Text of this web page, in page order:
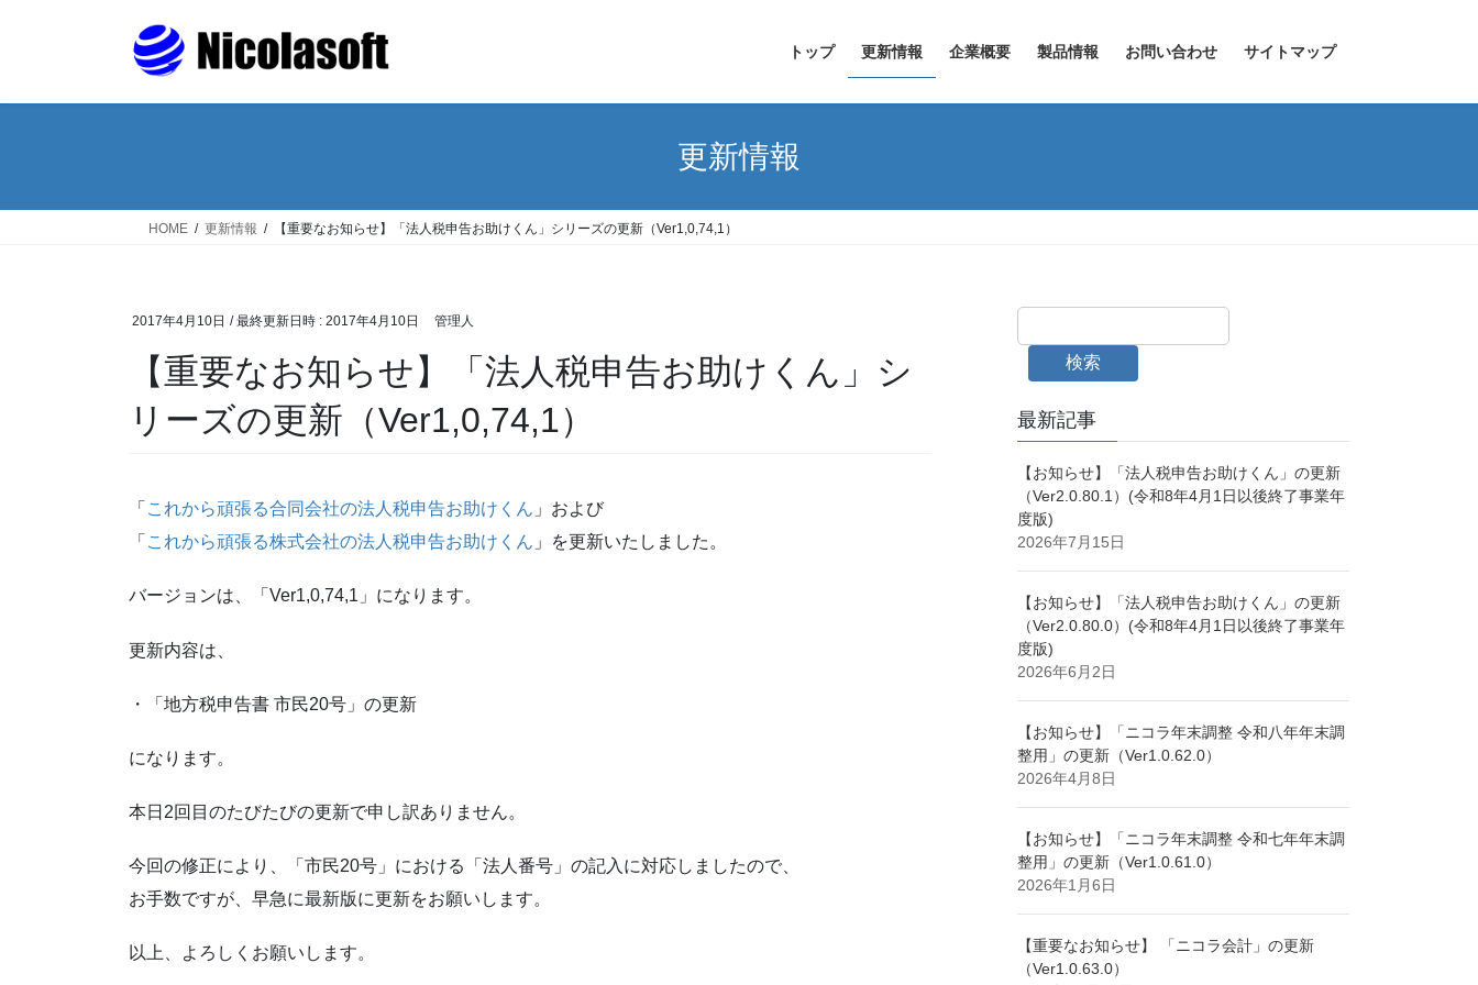
トップ 更新情報 企業概要 製品情報 お問い合わせ サイトマップ
更新情報
HOME 更新情報 【重要なお知らせ】「法人税申告お助けくん」シリーズの更新（Ver1,0,74,1）
2017年4月10日 / 最終更新日時 : 2017年4月10日 管理人
【重要なお知らせ】「法人税申告お助けくん」シ
リーズの更新（Ver1,0,74,1）
「 これから頑張る合同会社の法人税申告お助けくん 」および
「 これから頑張る株式会社の法人税申告お助けくん 」を更新いたしました。
バージョンは、「Ver1,0,74,1」になります。
更新内容は、
・「地方税申告書 市民20号」の更新
になります。
本日2回目のたびたびの更新で申し訳ありません。
今回の修正により、「市民20号」における「法人番号」の記入に対応しましたので、
お手数ですが、早急に最新版に更新をお願いします。
以上、よろしくお願いします。
検索
最新記事
【お知らせ】「法人税申告お助けくん」の更新
（Ver2.0.80.1）(令和8年4月1日以後終了事業年
度版)
2026年7月15日
【お知らせ】「法人税申告お助けくん」の更新
（Ver2.0.80.0）(令和8年4月1日以後終了事業年
度版)
2026年6月2日
【お知らせ】「ニコラ年末調整 令和八年年末調
整用」の更新（Ver1.0.62.0）
2026年4月8日
【お知らせ】「ニコラ年末調整 令和七年年末調
整用」の更新（Ver1.0.61.0）
2026年1月6日
【重要なお知らせ】 「ニコラ会計」の更新
（Ver1.0.63.0）